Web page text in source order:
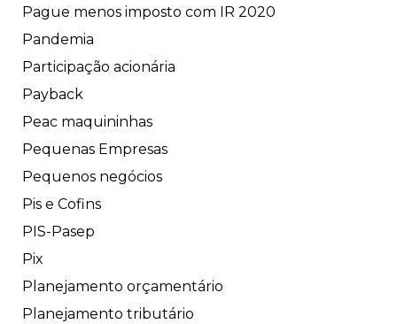
Pague menos imposto com IR 2020
Pandemia
Participação acionária
Payback
Peac maquininhas
Pequenas Empresas
Pequenos negócios
Pis e Cofins
PIS-Pasep
Pix
Planejamento orçamentário
Planejamento tributário